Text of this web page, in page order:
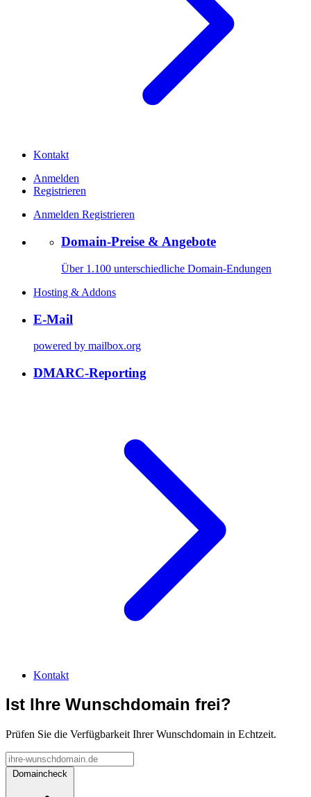
Kontakt
Anmelden
Registrieren
Anmelden Registrieren
Domain-Preise & Angebote
Über 1.100 unterschiedliche Domain-Endungen
Hosting & Addons
E-Mail
powered by mailbox.org
DMARC-Reporting
Kontakt
Ist Ihre Wunschdomain frei?
Prüfen Sie die Verfügbarkeit Ihrer Wunschdomain in Echtzeit.
Domaincheck